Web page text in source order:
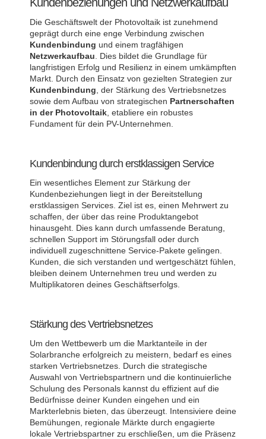
Die Geschäftswelt der Photovoltaik ist zunehmend
geprägt durch eine enge Verbindung zwischen
Kundenbindung und einem tragfähigen
Netzwerkaufbau . Dies bildet die Grundlage für
langfristigen Erfolg und Resilienz in einem umkämpften
Markt. Durch den Einsatz von gezielten Strategien zur
Kundenbindung , der Stärkung des Vertriebsnetzes
sowie dem Aufbau von strategischen Partnerschaften
in der Photovoltaik , etabliere ein robustes
Fundament für dein PV-Unternehmen.
Kundenbindung durch erstklassigen Service
Ein wesentliches Element zur Stärkung der
Kundenbeziehungen liegt in der Bereitstellung
erstklassigen Services. Ziel ist es, einen Mehrwert zu
schaffen, der über das reine Produktangebot
hinausgeht. Dies kann durch umfassende Beratung,
schnellen Support im Störungsfall oder durch
individuell zugeschnittene Service-Pakete gelingen.
Kunden, die sich verstanden und wertgeschätzt fühlen,
bleiben deinem Unternehmen treu und werden zu
Multiplikatoren deines Geschäftserfolgs.
Stärkung des Vertriebsnetzes
Um den Wettbewerb um die Marktanteile in der
Solarbranche erfolgreich zu meistern, bedarf es eines
starken Vertriebsnetzes. Durch die strategische
Auswahl von Vertriebspartnern und die kontinuierliche
Schulung des Personals kannst du effizient auf die
Bedürfnisse deiner Kunden eingehen und ein
Markterlebnis bieten, das überzeugt. Intensiviere deine
Bemühungen, regionale Märkte durch engagierte
lokale Vertriebspartner zu erschließen, um die Präsenz